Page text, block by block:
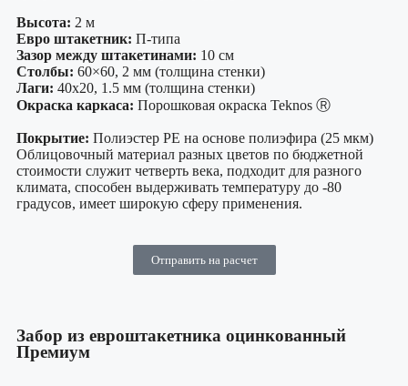
Высота: 2 м
Евро штакетник: П-типа
Зазор между штакетинами: 10 см
Столбы: 60×60, 2 мм (толщина стенки)
Лаги: 40х20, 1.5 мм (толщина стенки)
Окраска каркаса: Порошковая окраска Teknos Ⓡ
Покрытие: Полиэстер PE на основе полиэфира (25 мкм)
Облицовочный материал разных цветов по бюджетной
стоимости служит четверть века, подходит для разного
климата, способен выдерживать температуру до -80
градусов, имеет широкую сферу применения.
Отправить на расчет
Забор из евроштакетника оцинкованный
Премиум